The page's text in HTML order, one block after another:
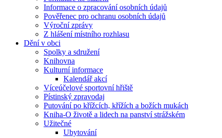
Informace o zpracování osobních údajů
Pověřenec pro ochranu osobních údajů
Výroční zprávy
Z hlášení místního rozhlasu
Dění v obci
Spolky a sdružení
Knihovna
Kulturní informace
Kalendář akcí
Víceúčelové sportovní hřiště
Pístinský zpravodaj
Putování po křížcích, křížích a božích mukách
Kniha-O životě a lidech na panství strážském
Užitečné
Ubytování